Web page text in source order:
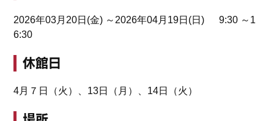
2026年03月20日(金) ～2026年04月19日(日) 9:30 ～1
6:30
休館日
4月７日（火）、13日（月）、14日（火）